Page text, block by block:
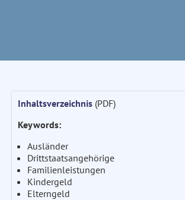
Inhaltsverzeichnis(PDF)
Keywords:
Ausländer
Drittstaatsangehörige
Familienleistungen
Kindergeld
Elterngeld